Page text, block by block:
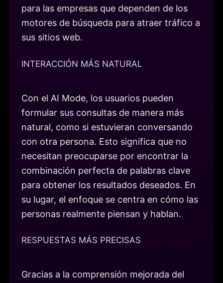
para las empresas que dependen de los
motores de búsqueda para atraer tráfico a
sus sitios web.
INTERACCIÓN MÁS NATURAL
Con el AI Mode, los usuarios pueden
formular sus consultas de manera más
natural, como si estuvieran conversando
con otra persona. Esto significa que no
necesitan preocuparse por encontrar la
combinación perfecta de palabras clave
para obtener los resultados deseados. En
su lugar, el enfoque se centra en cómo las
personas realmente piensan y hablan.
RESPUESTAS MÁS PRECISAS
Gracias a la comprensión mejorada del